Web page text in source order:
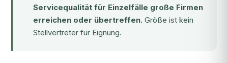
Servicequalität für Einzelfälle große Firmen
erreichen oder übertreffen. Größe ist kein
Stellvertreter für Eignung.